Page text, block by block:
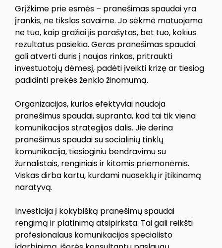
Grįžkime prie esmės – pranešimas spaudai yra
įrankis, ne tikslas savaime. Jo sėkmė matuojama
ne tuo, kaip gražiai jis parašytas, bet tuo, kokius
rezultatus pasiekia. Geras pranešimas spaudai
gali atverti duris į naujas rinkas, pritraukti
investuotojų dėmesį, padėti įveikti krizę ar tiesiog
padidinti prekės ženklo žinomumą.
Organizacijos, kurios efektyviai naudoja
pranešimus spaudai, supranta, kad tai tik viena
komunikacijos strategijos dalis. Jie derina
pranešimus spaudai su socialinių tinklų
komunikacija, tiesioginiu bendravimu su
žurnalistais, renginiais ir kitomis priemonėmis.
Viskas dirba kartu, kurdami nuoseklų ir įtikinamą
naratyvą.
Investicija į kokybišką pranešimų spaudai
rengimą ir platinimą atsipirksta. Tai gali reikšti
profesionalaus komunikacijos specialisto